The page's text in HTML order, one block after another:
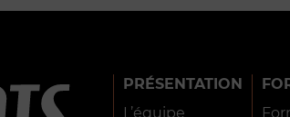
PRÉSENTATION
L’équipe